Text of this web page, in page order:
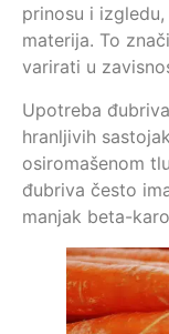
prinosu i
materija. To
varirati u
Upotreba
hranljivih
osiromašenom
đubriva često
manjak beta-